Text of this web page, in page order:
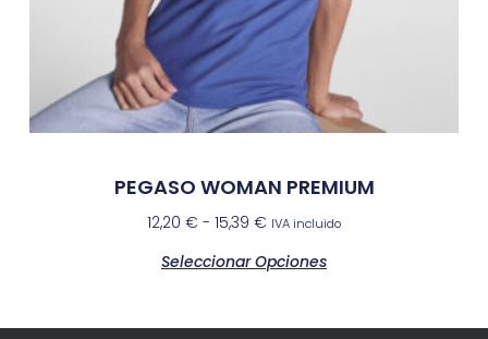
PEGASO WOMAN PREMIUM
12,20 € - 15,39 € IVA incluido
Seleccionar Opciones